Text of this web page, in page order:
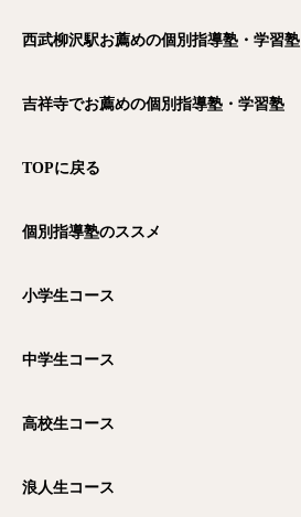
西武柳沢駅お薦めの個別指導塾・学習塾
吉祥寺でお薦めの個別指導塾・学習塾
TOPに戻る
個別指導塾のススメ
小学生コース
中学生コース
高校生コース
浪人生コース